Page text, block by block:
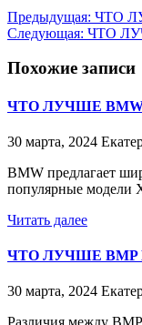
Предыдущая: ЧТО
Следующая: ЧТО
Похожие записи
ЧТО ЛУЧШЕ BMW
30 марта, 2024
BMW предлагает
популярные модели
Читать далее
ЧТО ЛУЧШЕ BMP
30 марта, 2024